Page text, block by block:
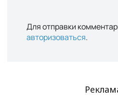
Для отправки
авторизоваться.